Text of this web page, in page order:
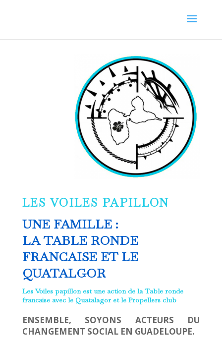
LES VOILES PAPILLON
UNE FAMILLE :
LA TABLE RONDE
FRANCAISE ET LE
QUATALGOR
Les Voiles papillon est une action de la Table ronde
francaise avec le Quatalagor et le Propellers club
ENSEMBLE, SOYONS ACTEURS DU
CHANGEMENT SOCIAL EN GUADELOUPE.